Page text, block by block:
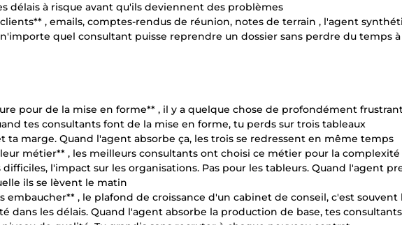
délais à risque avant qu'ils deviennent des problèmes
, emails, comptes-rendus de réunion, notes de terrain , l'agent
quel consultant puisse reprendre un dossier sans perdre du temps à
pour de la mise en forme** , il y a quelque chose de profondément
tes consultants font de la mise en forme, tu perds sur trois tableaux
marge. Quand l'agent absorbe ça, les trois se redressent en même temps
métier** , les meilleurs consultants ont choisi ce métier pour la complexité
l'impact sur les organisations. Pas pour les tableurs. Quand l'agent
ils se lèvent le matin
embaucher** , le plafond de croissance d'un cabinet de conseil, c'est souvent
dans les délais. Quand l'agent absorbe la production de base, tes consultants